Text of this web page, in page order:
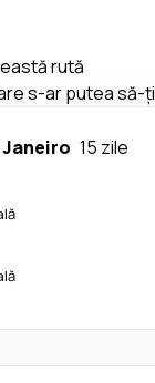
rută
s-ar putea să-
Janeiro 15 zile